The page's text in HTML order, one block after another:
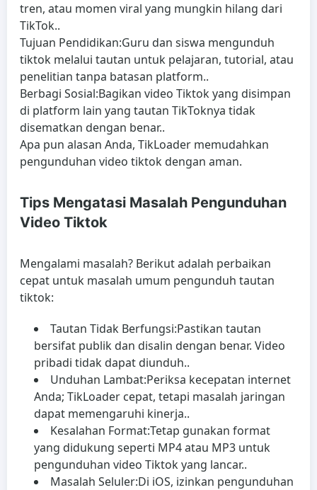
tren, atau momen viral yang mungkin hilang dari
TikTok..
Tujuan Pendidikan:Guru dan siswa mengunduh
tiktok melalui tautan untuk pelajaran, tutorial, atau
penelitian tanpa batasan platform..
Berbagi Sosial:Bagikan video Tiktok yang disimpan
di platform lain yang tautan TikToknya tidak
disematkan dengan benar..
Apa pun alasan Anda, TikLoader memudahkan
pengunduhan video tiktok dengan aman.
Tips Mengatasi Masalah Pengunduhan
Video Tiktok
Mengalami masalah? Berikut adalah perbaikan
cepat untuk masalah umum pengunduh tautan
tiktok:
Tautan Tidak Berfungsi:Pastikan tautan
bersifat publik dan disalin dengan benar. Video
pribadi tidak dapat diunduh..
Unduhan Lambat:Periksa kecepatan internet
Anda; TikLoader cepat, tetapi masalah jaringan
dapat memengaruhi kinerja..
Kesalahan Format:Tetap gunakan format
yang didukung seperti MP4 atau MP3 untuk
pengunduhan video Tiktok yang lancar..
Masalah Seluler:Di iOS, izinkan pengunduhan